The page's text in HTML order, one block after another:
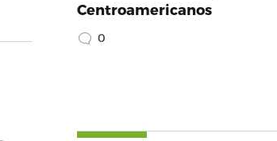
Centroamericanos
0